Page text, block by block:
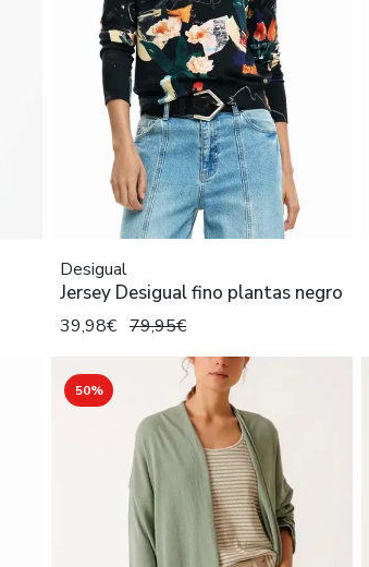
Desigual
Jersey Desigual fino plantas negro
39,98€ 79,95€
50%